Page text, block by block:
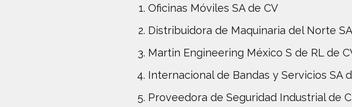
Oficinas Móviles SA de CV
Distribuidora de Maquinaria del Norte
Martin Engineering México S de RL de
Internacional de Bandas y Servicios SA
Proveedora de Seguridad Industrial de